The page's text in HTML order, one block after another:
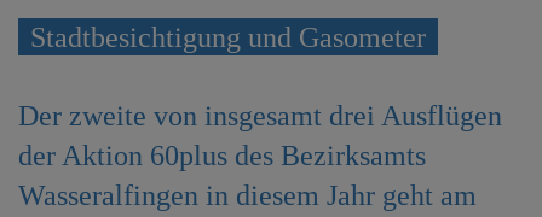
n
Stadtbesichtigung und Gasometer
Der zweite von insgesamt drei Ausflügen
der Aktion 60plus des Bezirksamts
Wasseralfingen in diesem Jahr geht am